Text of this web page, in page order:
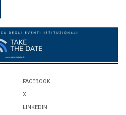
FACEBOOK
X
LINKEDIN